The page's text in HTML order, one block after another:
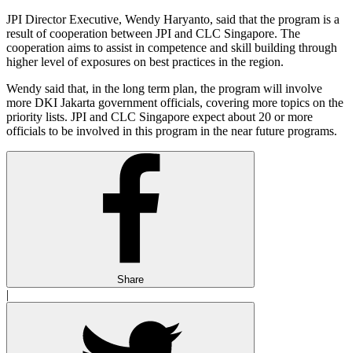
JPI Director Executive, Wendy Haryanto, said that the program is a
result of cooperation between JPI and CLC Singapore. The
cooperation aims to assist in competence and skill building through
higher level of exposures on best practices in the region.
Wendy said that, in the long term plan, the program will involve
more DKI Jakarta government officials, covering more topics on the
priority lists. JPI and CLC Singapore expect about 20 or more
officials to be involved in this program in the near future programs.
Share
|